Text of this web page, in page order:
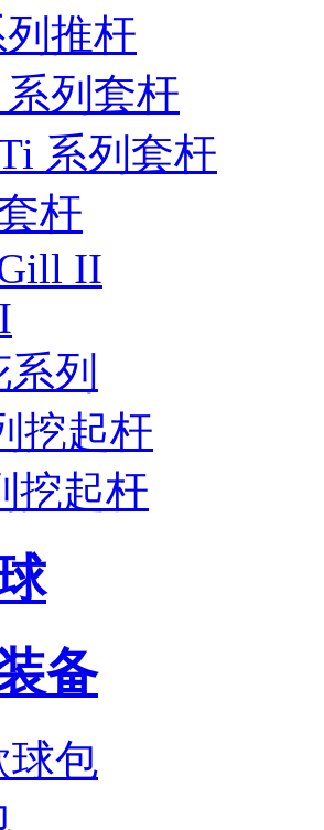
推杆
列套杆
系列套杆
杆
II
列
挖起杆
挖起杆
备
球包